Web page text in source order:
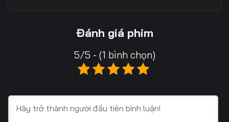
Tập 20
Tập 25 Tập 26
Đánh giá phim
5/5 - (1 bình chọn)